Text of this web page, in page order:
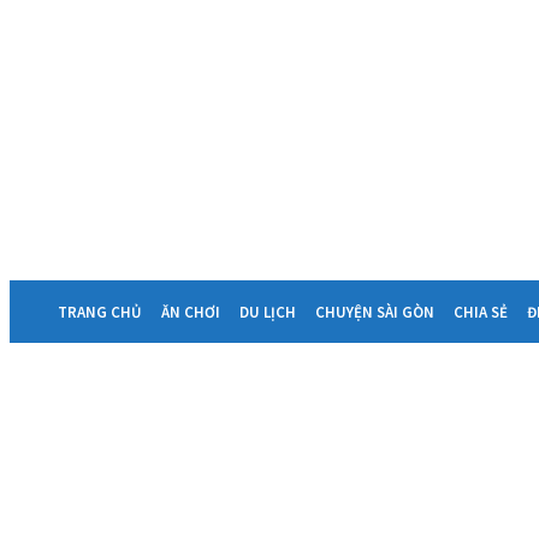
TRANG CHỦ ĂN CHƠI DU LỊCH CHUYỆN SÀI GÒN CHIA SẺ